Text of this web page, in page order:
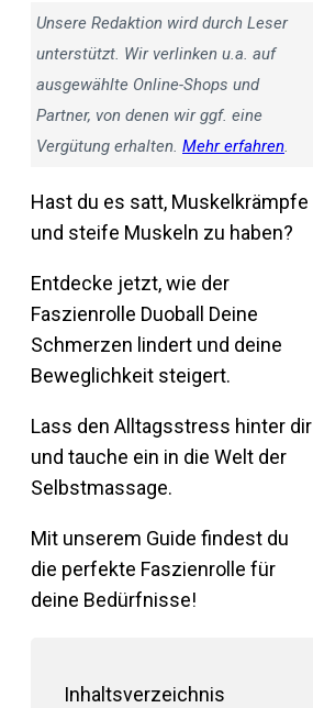
Unsere Redaktion wird durch Leser
unterstützt. Wir verlinken u.a. auf
ausgewählte Online-Shops und
Partner, von denen wir ggf. eine
Vergütung erhalten. Mehr erfahren.
Hast du es satt, Muskelkrämpfe
und steife Muskeln zu haben?
Entdecke jetzt, wie der
Faszienrolle Duoball Deine
Schmerzen lindert und deine
Beweglichkeit steigert.
Lass den Alltagsstress hinter dir
und tauche ein in die Welt der
Selbstmassage.
Mit unserem Guide findest du
die perfekte Faszienrolle für
deine Bedürfnisse!
Inhaltsverzeichnis